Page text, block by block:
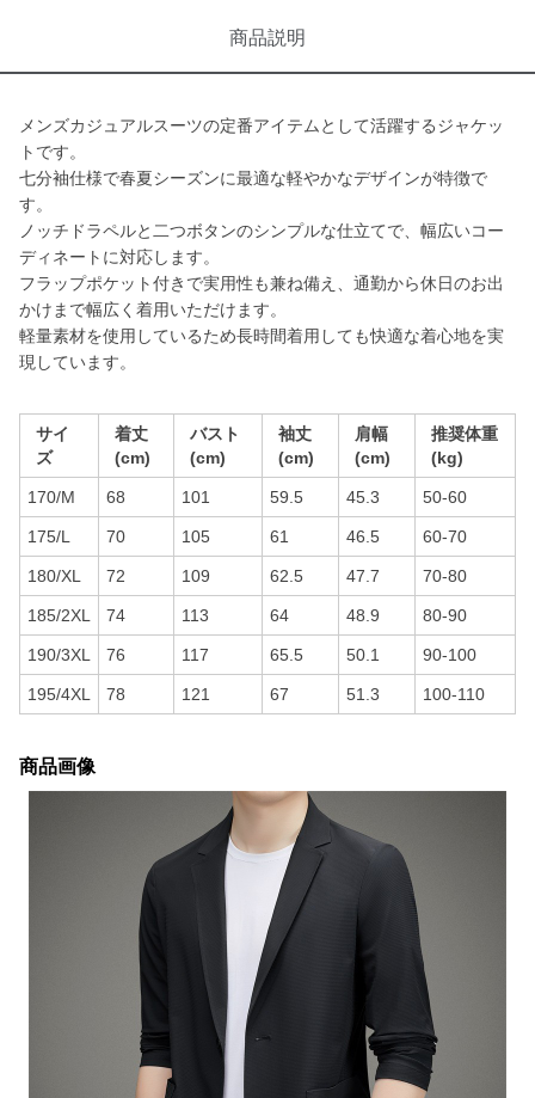
商品説明
メンズカジュアルスーツの定番アイテムとして活躍するジャケッ
トです。
七分袖仕様で春夏シーズンに最適な軽やかなデザインが特徴で
す。
ノッチドラペルと二つボタンのシンプルな仕立てで、幅広いコー
ディネートに対応します。
フラップポケット付きで実用性も兼ね備え、通勤から休日のお出
かけまで幅広く着用いただけます。
軽量素材を使用しているため長時間着用しても快適な着心地を実
現しています。
サイ
ズ
着丈
(cm)
バスト
(cm)
袖丈
(cm)
肩幅
(cm)
推奨体重
(kg)
170/M 68 101 59.5 45.3 50-60
175/L 70 105 61 46.5 60-70
180/XL 72 109 62.5 47.7 70-80
185/2XL 74 113 64 48.9 80-90
190/3XL 76 117 65.5 50.1 90-100
195/4XL 78 121 67 51.3 100-110
商品画像